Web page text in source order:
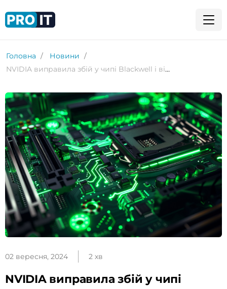
Головна
Новини
NVIDIA виправила збій у чипі Blackwell і відновить його виробництво до кінця року
02 вересня, 2024 2 хв
NVIDIA виправила збій у чипі